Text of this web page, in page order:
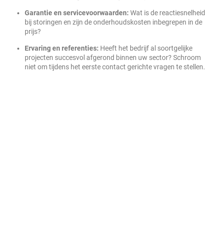
Garantie en servicevoorwaarden: Wat is de reactiesnelheid
bij storingen en zijn de onderhoudskosten inbegrepen in de
prijs?
Ervaring en referenties: Heeft het bedrijf al soortgelijke
projecten succesvol afgerond binnen uw sector? Schroom
niet om tijdens het eerste contact gerichte vragen te stellen.